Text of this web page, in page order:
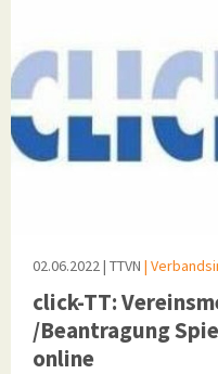
02.06.2022| TTVN |
click-TT:
/Beantragung
online